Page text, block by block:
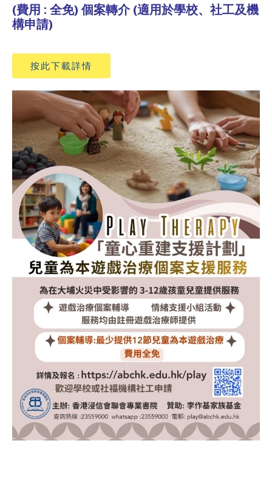
(費用 : 全免) 個案轉介 (適用於學校、社工及機
構申請)
按此下載詳情